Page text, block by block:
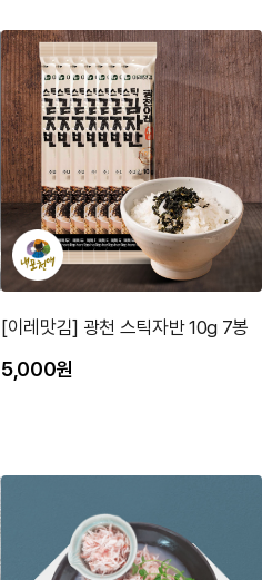
[이레맛김] 광천 스틱자반 10g 7봉
5,000원